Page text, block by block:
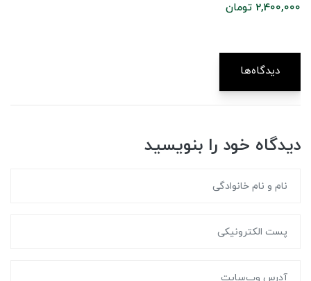
2,400,000 تومان
دیدگاه‌ها
دیدگاه خود را بنویسید